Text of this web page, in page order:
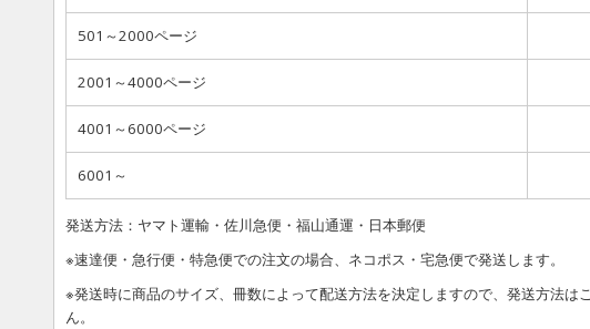
501～2000ページ
2001～4000ページ
4001～6000ページ
6001～
発送方法：ヤマト運輸・佐川急便・福山通運・日本郵便
※速達便・急行便・特急便での注文の場合、ネコポス・宅急便で発送します。
※発送時に商品のサイズ、冊数によって配送方法を決定しますので、発送方法は
ん。